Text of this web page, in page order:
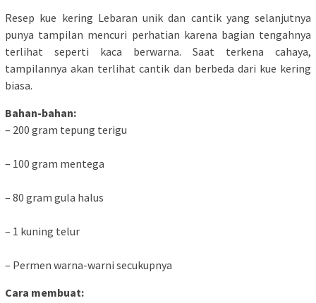
Resep kue kering Lebaran unik dan cantik yang selanjutnya
punya tampilan mencuri perhatian karena bagian tengahnya
terlihat seperti kaca berwarna. Saat terkena cahaya,
tampilannya akan terlihat cantik dan berbeda dari kue kering
biasa.
Bahan-bahan:
– 200 gram tepung terigu
– 100 gram mentega
– 80 gram gula halus
– 1 kuning telur
– Permen warna-warni secukupnya
Cara membuat: